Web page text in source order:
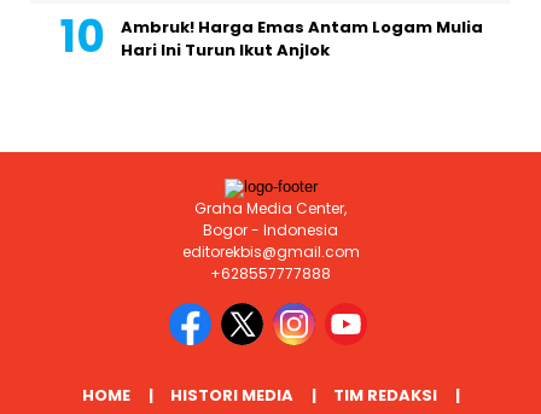
Ambruk! Harga Emas Antam Logam Mulia
Hari Ini Turun Ikut Anjlok
Graha Media Center,
Bogor - Indonesia
editorekbis@gmail.com
+628557777888
HOME HISTORI MEDIA
TIM REDAKSI